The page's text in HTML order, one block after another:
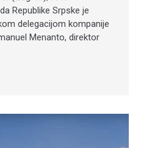
Republike Srpske je
delegacijom kompanije
Menanto, direktor